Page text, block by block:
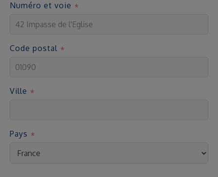
Numéro et voie
Code postal
Ville
Pays